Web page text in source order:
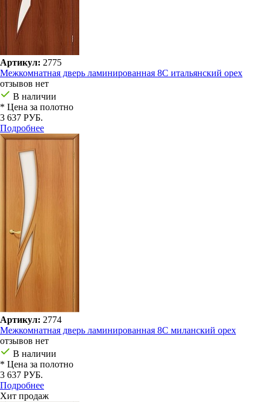
Артикул: 2775
Межкомнатная дверь ламинированная 8С итальянский орех
отзывов нет
В наличии
* Цена за полотно
3 637 РУБ.
Подробнее
Артикул: 2774
Межкомнатная дверь ламинированная 8С миланский орех
отзывов нет
В наличии
* Цена за полотно
3 637 РУБ.
Подробнее
Хит продаж